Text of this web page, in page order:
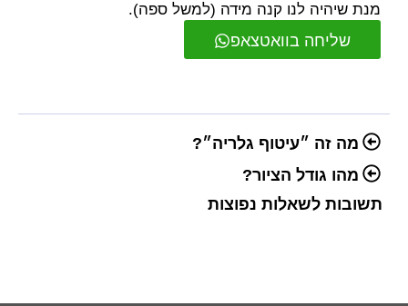
שליחה בוואטצאפ
מנת שיהיה לנו קנה מידה (למשל ספה).
מה זה ״עיטוף גלריה״?
מהו גודל הציור?
תשובות לשאלות נפוצות